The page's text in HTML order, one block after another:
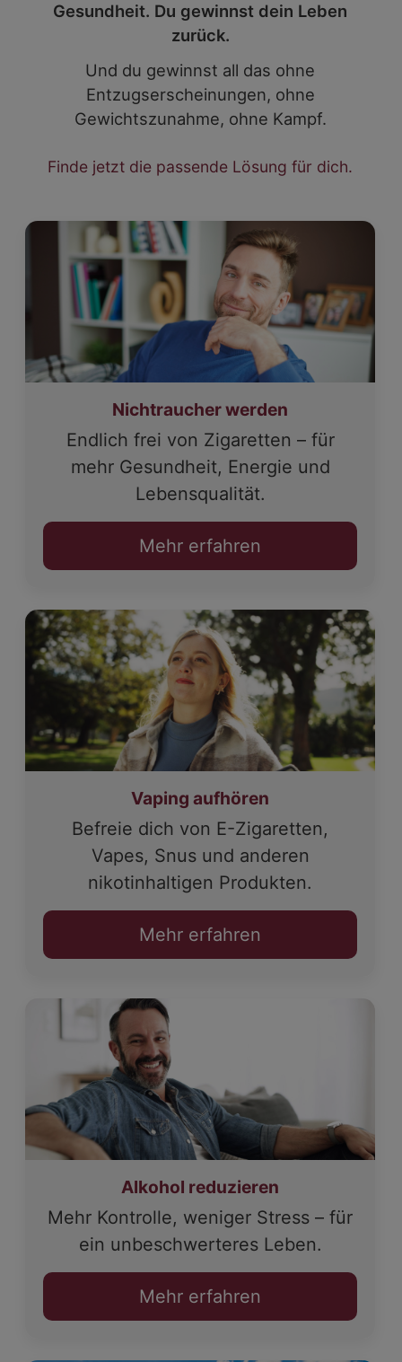
Gesundheit. Du gewinnst dein Leben
zurück.
Und du gewinnst all das ohne
Entzugserscheinungen, ohne
Gewichtszunahme, ohne Kampf.
Finde jetzt die passende Lösung für dich.
Nichtraucher werden
Endlich frei von Zigaretten – für
mehr Gesundheit, Energie und
Lebensqualität.
Mehr erfahren
Vaping aufhören
Befreie dich von E-Zigaretten,
Vapes, Snus und anderen
nikotinhaltigen Produkten.
Mehr erfahren
Alkohol reduzieren
Mehr Kontrolle, weniger Stress – für
ein unbeschwerteres Leben.
Mehr erfahren